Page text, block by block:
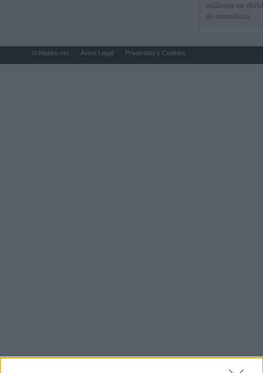
millones en
su consultora
© Kiosko.net Aviso Legal Privacidad y Cookies